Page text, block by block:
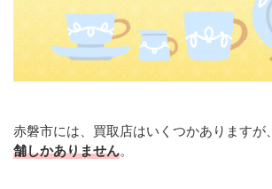
赤磐市には、買取店はいくつかありますが、
舗しかありません。